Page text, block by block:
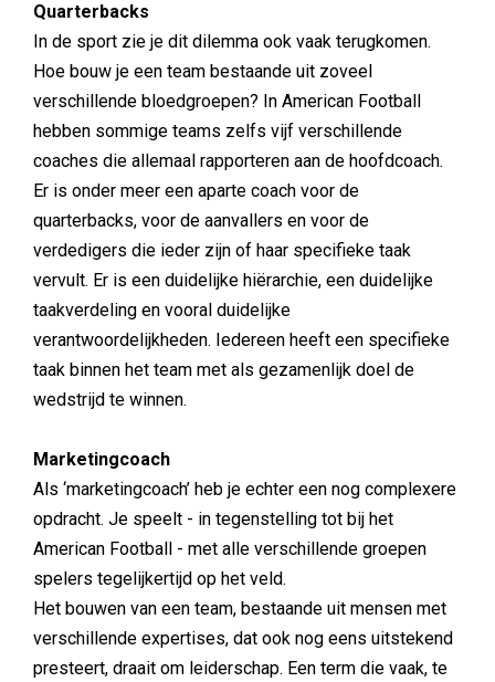
Quarterbacks
In de sport zie je dit dilemma ook vaak terugkomen.
Hoe bouw je een team bestaande uit zoveel
verschillende bloedgroepen? In American Football
hebben sommige teams zelfs vijf verschillende
coaches die allemaal rapporteren aan de hoofdcoach.
Er is onder meer een aparte coach voor de
quarterbacks, voor de aanvallers en voor de
verdedigers die ieder zijn of haar specifieke taak
vervult. Er is een duidelijke hiërarchie, een duidelijke
taakverdeling en vooral duidelijke
verantwoordelijkheden. Iedereen heeft een specifieke
taak binnen het team met als gezamenlijk doel de
wedstrijd te winnen.
Marketingcoach
Als ‘marketingcoach’ heb je echter een nog complexere
opdracht. Je speelt - in tegenstelling tot bij het
American Football - met alle verschillende groepen
spelers tegelijkertijd op het veld.
Het bouwen van een team, bestaande uit mensen met
verschillende expertises, dat ook nog eens uitstekend
presteert, draait om leiderschap. Een term die vaak, te